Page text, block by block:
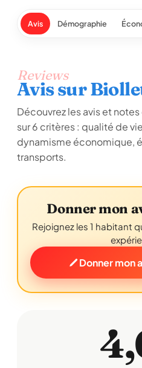
Avis Démographie
Reviews
Avis sur
Découvrez les avis et
sur 6 critères : qualité de
dynamisme économique,
transports.
Donner mon
Rejoignez les 1 habitant
Donner mon